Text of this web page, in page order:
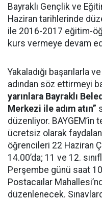
Bayraklı Gençlik ve
Haziran tarihlerinde
ile 2016-2017 eğitim-
kurs vermeye devam
Yakaladığı başarılarla
adından söz ettirmeyi
yarınlara Bayraklı
Merkezi ile adım atın”
düzenliyor.
ücretsiz olarak
öğrencileri 22 Haziran
14.00’da; 11 ve 12.
Perşembe günü saat
Postacaılar
düzenlenecek.